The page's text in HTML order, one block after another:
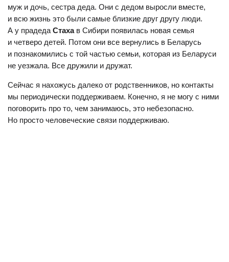
муж и дочь, сестра деда. Они с дедом выросли вместе,
и всю жизнь это были самые близкие друг другу люди.
А у прадеда Стахав Сибири появилась новая семья
и четверо детей. Потом они все вернулись в Беларусь
и познакомились с той частью семьи, которая из Беларуси
не уезжала. Все дружили и дружат.
Сейчас я нахожусь далеко от родственников, но контакты
мы периодически поддерживаем. Конечно, я не могу с ними
поговорить про то, чем занимаюсь, это небезопасно.
Но просто человеческие связи поддерживаю.